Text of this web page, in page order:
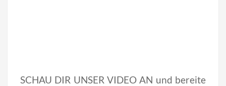
SCHAU DIR UNSER VIDEO AN und bereite